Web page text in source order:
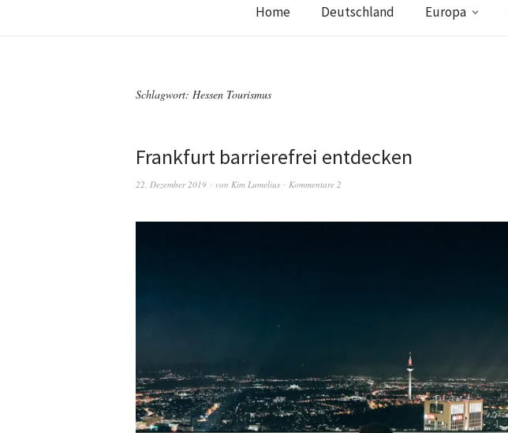
Home Deutschland Europa
Schlagwort: Hessen Tourismus
Frankfurt barrierefrei entdecken
22. Dezember 2019 von Kim Lumelius Kommentare 2